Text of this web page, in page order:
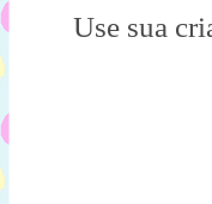
Use sua